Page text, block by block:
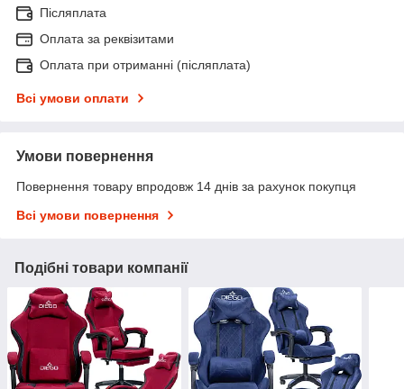
Післяплата
Оплата за реквізитами
Оплата при отриманні (післяплата)
Всі умови оплати
Умови повернення
Повернення товару впродовж 14 днів за рахунок покупця
Всі умови повернення
Подібні товари компанії